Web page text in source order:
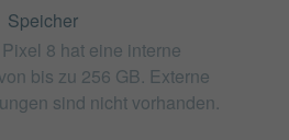
Speicher
8 hat eine interne
bis zu 256 GB. Externe
sind nicht vorhanden.